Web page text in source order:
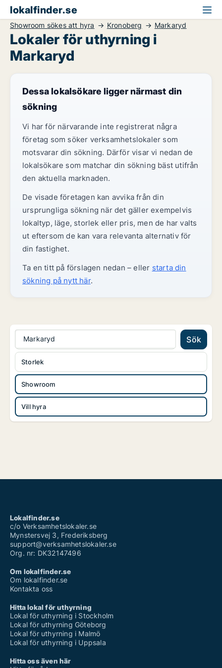
lokalfinder.se
Showroom sökes att hyra Kronoberg Markaryd
Lokaler för uthyrning i
Markaryd
Dessa lokalsökare ligger närmast din
sökning
Vi har för närvarande inte registrerat några
företag som söker verksamhetslokaler som
motsvarar din sökning. Därför visar vi nedan de
lokalsökare som matchar din sökning bäst utifrån
den aktuella marknaden.
De visade företagen kan avvika från din
ursprungliga sökning när det gäller exempelvis
lokaltyp, läge, storlek eller pris, men de har valts
ut eftersom de kan vara relevanta alternativ för
din fastighet.
Ta en titt på förslagen nedan – eller starta din
sökning på nytt här.
Markaryd Sök
Showroom
Vill hyra
Storlek
Lokalfinder.se
c/o Verksamhetslokaler.se
Mynstersvej 3, Frederiksberg
support@verksamhetslokaler.se
Org. nr: DK32147496
Om lokalfinder.se
Om lokalfinder.se
Kontakta oss
Hitta lokal för uthyrning
Lokal för uthyrning i Stockholm
Lokal för uthyrning Göteborg
Lokal för uthyrning i Malmö
Lokal för uthyrning i Uppsala
Hitta oss även här